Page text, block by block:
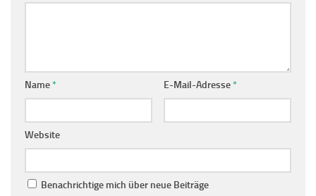
Name* E-Mail-Adresse*
Website
Benachrichtige mich über neue Beiträge